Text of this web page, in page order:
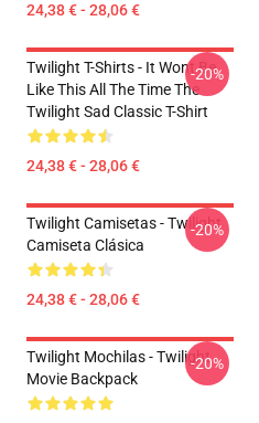
24,38 € - 28,06 €
Twilight T-Shirts - It Wont Be
Like This All The Time The
Twilight Sad Classic T-Shirt
24,38 € - 28,06 €
-20%
Twilight Camisetas - Twilight
Camiseta Clásica
24,38 € - 28,06 €
-20%
Twilight Mochilas - Twilight
Movie Backpack
-20%